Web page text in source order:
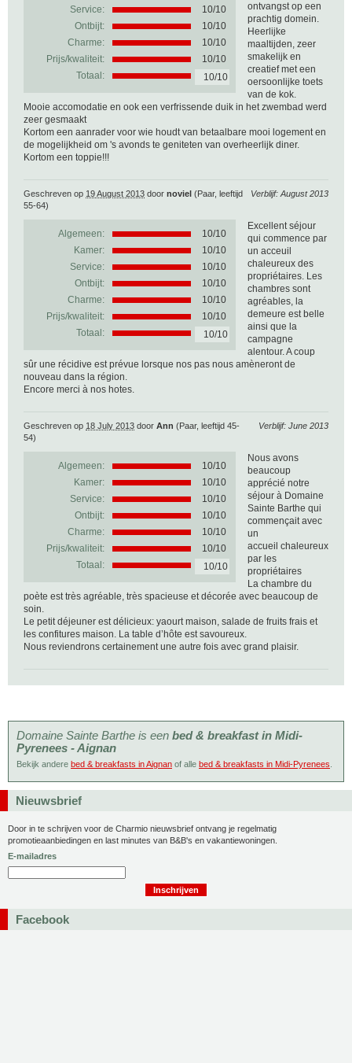
Service:
10/10
Ontbijt:
10/10
Charme:
10/10
Prijs/kwaliteit:
10/10
Totaal:
10/10
ontvangst op een
prachtig domein.
Heerlijke
maaltijden, zeer
smakelijk en
creatief met een
oersoonlijke toets
van de kok.
Mooie accomodatie en ook een verfrissende duik in het zwembad werd
zeer gesmaakt
Kortom een aanrader voor wie houdt van betaalbare mooi logement en
de mogelijkheid om 's avonds te geniteten van overheerlijk diner.
Kortom een toppie!!!
Verblijf: August 2013
Geschreven op 19 August 2013 door noviel (Paar, leeftijd
55-64)
Algemeen: 10/10
Kamer:
10/10
Service:
10/10
Ontbijt:
10/10
Charme:
10/10
Prijs/kwaliteit:
10/10
Totaal:
10/10
Excellent séjour
qui commence par
un acceuil
chaleureux des
propriétaires. Les
chambres sont
agréables, la
demeure est belle
ainsi que la
campagne
alentour. A coup
sûr une récidive est prévue lorsque nos pas nous amèneront de
nouveau dans la région.
Encore merci à nos hotes.
Verblijf: June 2013
Geschreven op 18 July 2013 door Ann (Paar, leeftijd 45-
54)
Algemeen: 10/10
Kamer:
10/10
Service:
10/10
Ontbijt:
10/10
Charme:
10/10
Prijs/kwaliteit:
10/10
Totaal:
10/10
Nous avons
beaucoup
apprécié notre
séjour à Domaine
Sainte Barthe qui
commençait avec
un
accueil chaleureux
par les
propriétaires
La chambre du
poète est très agréable, très spacieuse et décorée avec beaucoup de
soin.
Le petit déjeuner est délicieux: yaourt maison, salade de fruits frais et
les confitures maison. La table d’hôte est savoureux.
Nous reviendrons certainement une autre fois avec grand plaisir.
Domaine Sainte Barthe is een bed & breakfast in Midi-
Pyrenees - Aignan
Bekijk andere bed & breakfasts in Aignan of alle bed & breakfasts in Midi-Pyrenees
Nieuwsbrief
Door in te schrijven voor de Charmio nieuwsbrief ontvang je regelmatig
promotieaanbiedingen en last minutes van B&B's en vakantiewoningen.
E-mailadres
Facebook